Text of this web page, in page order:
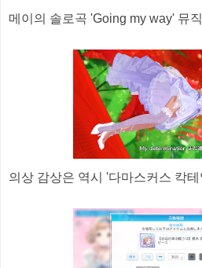
메이의 솔로곡 'Going my way' 뮤
의상 감상은 역시 '다마스커스 칵